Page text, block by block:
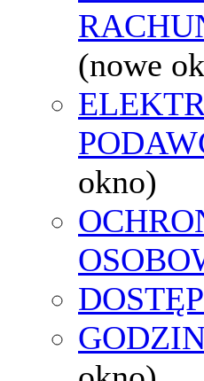
(nowe
okno)